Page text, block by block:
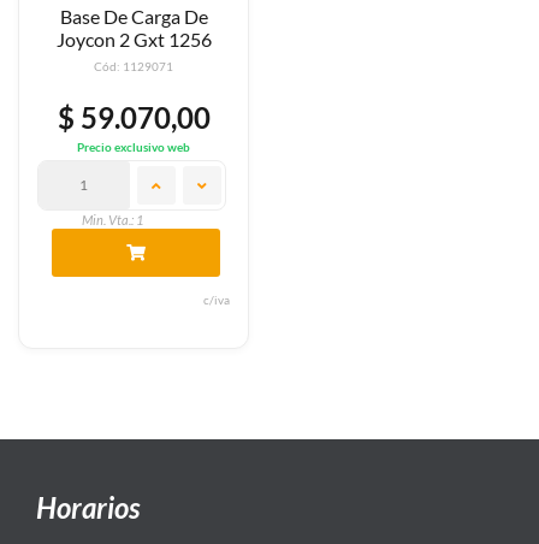
Base De Carga De
Joycon 2 Gxt 1256
Cód: 1129071
$ 59.070,00
Precio exclusivo web
Min. Vta.: 1
c/iva
Horarios